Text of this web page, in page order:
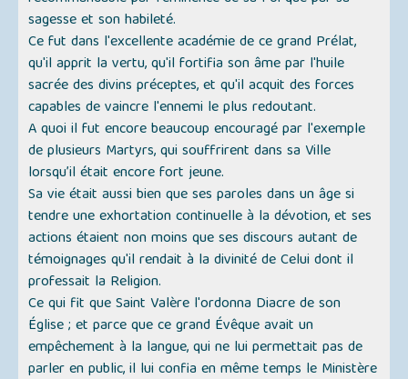
sagesse et son habileté.
Ce fut dans l'excellente académie de ce grand Prélat,
qu'il apprit la vertu, qu'il fortifia son âme par l'huile
sacrée des divins préceptes, et qu'il acquit des forces
capables de vaincre l'ennemi le plus redoutant.
A quoi il fut encore beaucoup encouragé par l'exemple
de plusieurs Martyrs, qui souffrirent dans sa Ville
lorsqu’il était encore fort jeune.
Sa vie était aussi bien que ses paroles dans un âge si
tendre une exhortation continuelle à la dévotion, et ses
actions étaient non moins que ses discours autant de
témoignages qu'il rendait à la divinité de Celui dont il
professait la Religion.
Ce qui fit que Saint Valère l'ordonna Diacre de son
Église ; et parce que ce grand Évêque avait un
empêchement à la langue, qui ne lui permettait pas de
parler en public, il lui confia en même temps le Ministère